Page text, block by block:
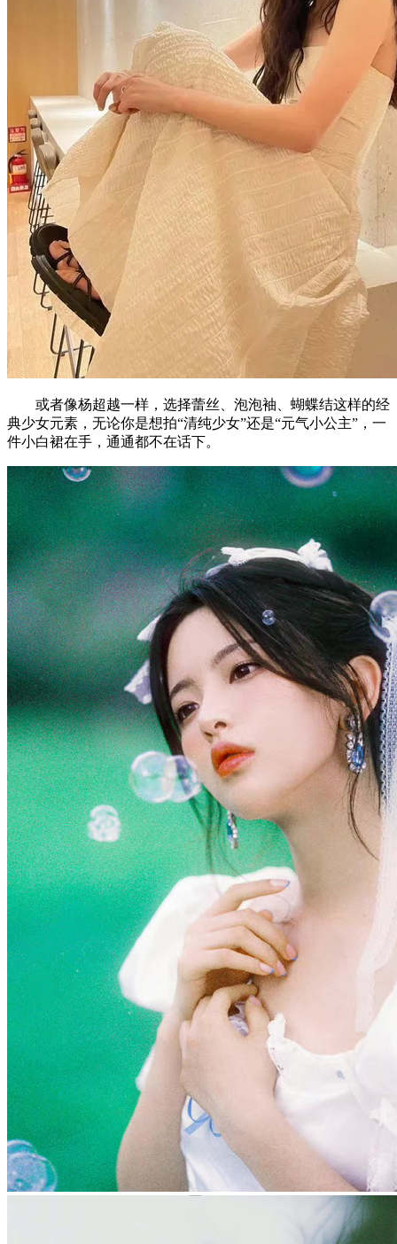
或者像杨超越一样，选择蕾丝、泡泡袖、蝴蝶结这样的经
典少女元素，无论你是想拍“清纯少女”还是“元气小公主”，一
件小白裙在手，通通都不在话下。